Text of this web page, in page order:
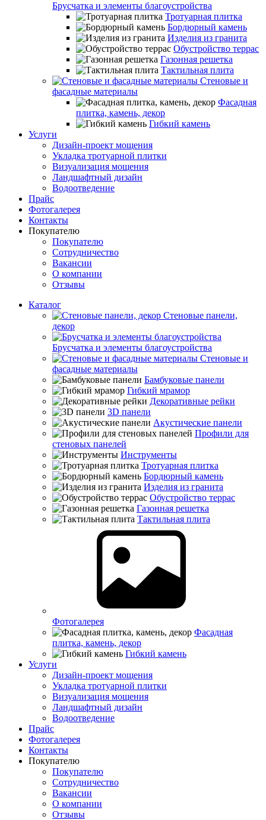
Брусчатка и элементы благоустройства
Тротуарная плитка
Бордюрный камень
Изделия из гранита
Обустройство террас
Газонная решетка
Тактильная плита
Стеновые и
фасадные материалы
Фасадная
плитка, камень, декор
Гибкий камень
Услуги
Дизайн-проект мощения
Укладка тротуарной плитки
Визуализация мощения
Ландшафтный дизайн
Водоотведение
Прайс
Фотогалерея
Контакты
Покупателю
Покупателю
Сотрудничество
Вакансии
О компании
Отзывы
Каталог
Стеновые панели,
декор
Брусчатка и элементы благоустройства
Стеновые и
фасадные материалы
Бамбуковые панели
Гибкий мрамор
Декоративные рейки
3D панели
Акустические панели
Профили для
стеновых панелей
Инструменты
Тротуарная плитка
Бордюрный камень
Изделия из гранита
Обустройство террас
Газонная решетка
Тактильная плита
Фотогалерея
Фасадная
плитка, камень, декор
Гибкий камень
Услуги
Дизайн-проект мощения
Укладка тротуарной плитки
Визуализация мощения
Ландшафтный дизайн
Водоотведение
Прайс
Фотогалерея
Контакты
Покупателю
Покупателю
Сотрудничество
Вакансии
О компании
Отзывы